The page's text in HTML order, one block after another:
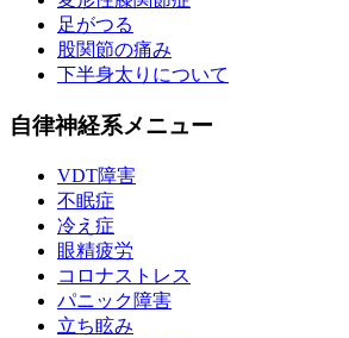
足がつる
股関節の痛み
下半身太りについて
自律神経系メニュー
VDT障害
不眠症
冷え症
眼精疲労
コロナストレス
パニック障害
立ち眩み